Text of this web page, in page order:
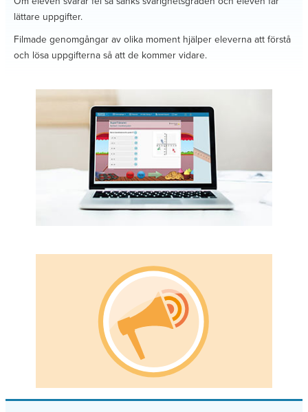
lättare uppgifter.
Filmade genomgångar av olika moment hjälper eleverna att förstå
och lösa uppgifterna så att de kommer vidare.